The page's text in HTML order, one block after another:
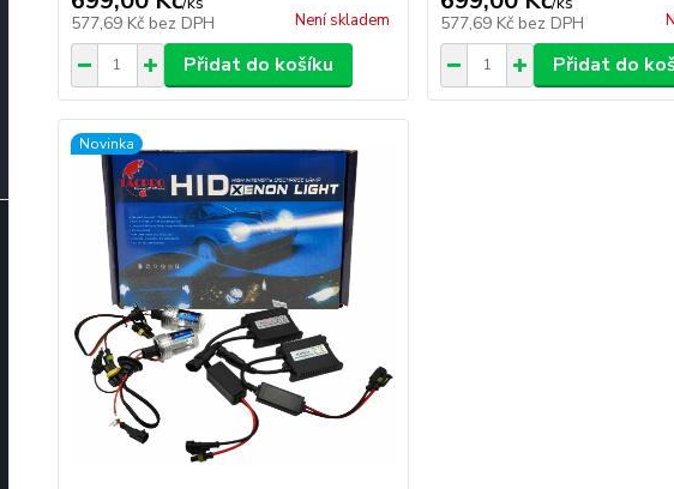
577,69 Kč bez DPH Není skladem
Přidat do košíku
577,69 Kč bez DPH
Přidat do
Novinka